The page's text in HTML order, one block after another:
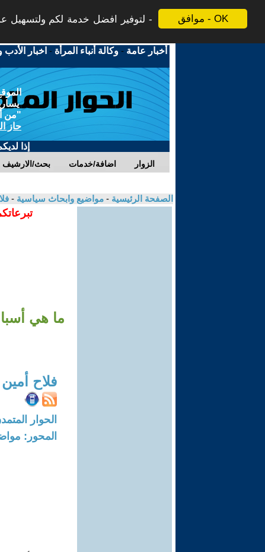
موافق - OK
لتوفير افضل خدمة لكم ولتسهيل
أخبار عامة -وكالة أنباء المرأة - اخبار الأدب
"من
حاز
إذا
بحث/الارشيف اضافة/خدمات الزوار
الصفحة الرئيسية - مواضيع وابحاث سياسية -
ما هي
فلاح
الحوار المتمدن-العدد:
المحور: